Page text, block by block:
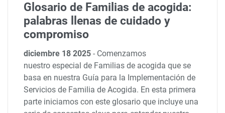
Glosario de Familias de acogida:
palabras llenas de cuidado y
compromiso
diciembre 18 2025- Comenzamos
nuestro especial de Familias de acogida que se
basa en nuestra Guía para la Implementación de
Servicios de Familia de Acogida. En esta primera
parte iniciamos con este glosario que incluye una